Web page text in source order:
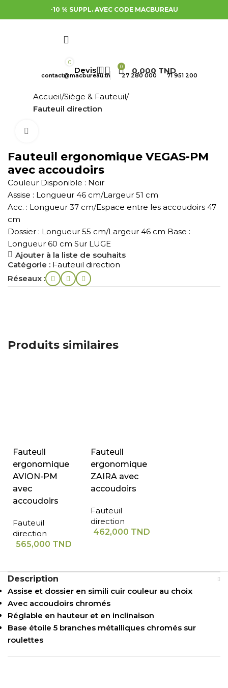
-10 % SUPPL. AVEC CODE MACBUREAU
0
0 0,000TND
contact@macbureau.tn 27 280 000 71 951 200
Accueil Siège & Fauteuil
Fauteuil direction
Fauteuil ergonomique VEGAS-PM
avec accoudoirs
Couleur Disponible : Noir
Assise : Longueur 46 cm/Largeur 51 cm
Acc. : Longueur 37 cm/Espace entre les accoudoirs 47
cm
Dossier : Longueur 55 cm/Largeur 46 cm Base :
Longueur 60 cm Sur LUGE
Ajouter à la liste de souhaits
Catégorie : Fauteuil direction
Réseaux :
Produits similaires
Fauteuil
ergonomique
AVION-PM
avec
accoudoirs
Fauteuil
direction
565,000 TND
Fauteuil
ergonomique
ZAIRA avec
accoudoirs
Fauteuil
direction
462,000 TND
Description
Assise et dossier en simili cuir couleur au choix
Avec accoudoirs chromés
Réglable en hauteur et en inclinaison
Base étoile 5 branches métalliques chromés sur
roulettes